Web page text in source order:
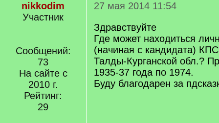
nikkodim
Участник
Сообщений:
73
На сайте с
2010 г.
Рейтинг:
29
27 мая 2014 11:54
Здравствуйте
Где может находиться
(начиная с кандидата)
Талды-Курганской обл.?
1935-37 года по 1974.
Буду благодарен за